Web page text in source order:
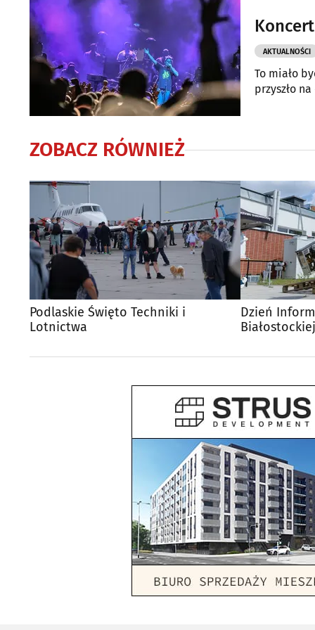
AKTUALNOŚCI
To miało
przyszło
ZOBACZ RÓWNIEŻ
Podlaskie Święto Techniki i
Lotnictwa
Dzień
Białostockiej